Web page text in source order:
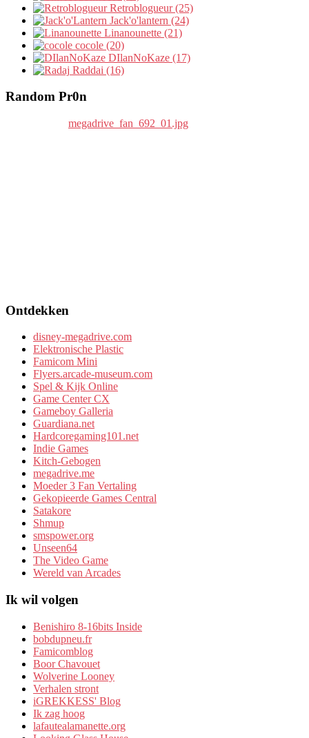
Retroblogueur (25)
Jack'o'lantern (24)
Linanounette (21)
cocole (20)
DIlanNoKaze (17)
Raddai (16)
Random Pr0n
Ontdekken
disney-megadrive.com
Elektronische Plastic
Famicom Mini
Flyers.arcade-museum.com
Spel & Kijk Online
Game Center CX
Gameboy Galleria
Guardiana.net
Hardcoregaming101.net
Indie Games
Kitch-Gebogen
megadrive.me
Moeder 3 Fan Vertaling
Gekopieerde Games Central
Satakore
Shmup
smspower.org
Unseen64
The Video Game
Wereld van Arcades
Ik wil volgen
Benishiro 8-16bits Inside
bobdupneu.fr
Famicomblog
Boor Chavouet
Wolverine Looney
Verhalen stront
iGREKKESS' Blog
Ik zag hoog
lafautealamanette.org